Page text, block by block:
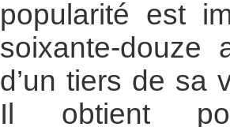
popularité est
soixante-
d’un tiers de sa
Il obtient